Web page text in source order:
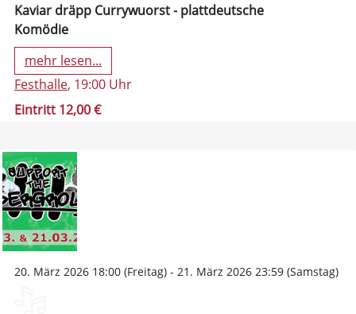
Kaviar dräpp Currywuorst - plattdeutsche
Komödie
mehr lesen...
Festhalle, 19:00 Uhr
Eintritt 12,00 €
20. März 2026 18:00 (Freitag) - 21. März 2026 23:59 (Samstag)